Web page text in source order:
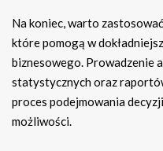
Na koniec, warto
które pomogą w
biznesowego. Prowadzenie
statystycznych oraz
proces podejmowania
możliwości.